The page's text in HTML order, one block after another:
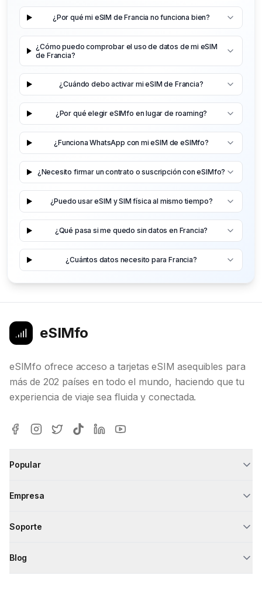
¿Por qué mi eSIM de Francia no funciona bien?
¿Cómo puedo comprobar el uso de datos de mi eSIM
de Francia?
¿Cuándo debo activar mi eSIM de Francia?
¿Por qué elegir eSIMfo en lugar de roaming?
¿Funciona WhatsApp con mi eSIM de eSIMfo?
¿Necesito firmar un contrato o suscripción con eSIMfo?
¿Puedo usar eSIM y SIM física al mismo tiempo?
¿Qué pasa si me quedo sin datos en Francia?
¿Cuántos datos necesito para Francia?
eSIMfo
eSIMfo ofrece acceso a tarjetas eSIM asequibles para
más de 202 países en todo el mundo, haciendo que tu
experiencia de viaje sea fluida y conectada.
Popular
Empresa
Soporte
Blog